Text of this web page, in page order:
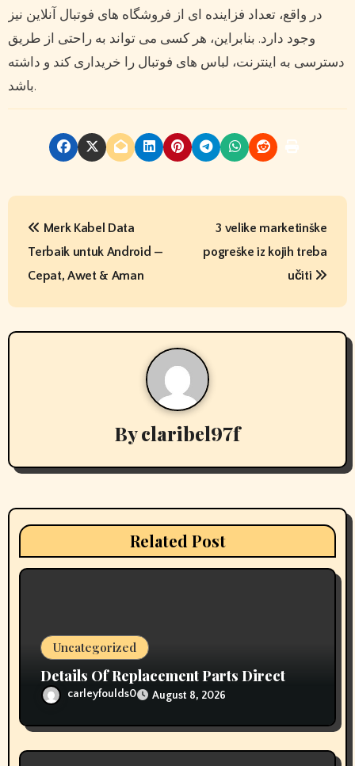
در واقع، تعداد فزاینده ای از فروشگاه های فوتبال آنلاین نیز
وجود دارد. بنابراین، هر کسی می تواند به راحتی از طریق
دسترسی به اینترنت، لباس های فوتبال را خریداری کند و داشته
باشد.
P
t
n
g
a
Merk Kabel Data
Terbaik untuk Android —
Cepat, Awet & Aman
3 velike marketinške
pogreške iz kojih treba
učiti
Byclaribel97f
Related Post
Uncategorized
Details Of Replacement Parts Direct
carleyfoulds0 August 8, 2026